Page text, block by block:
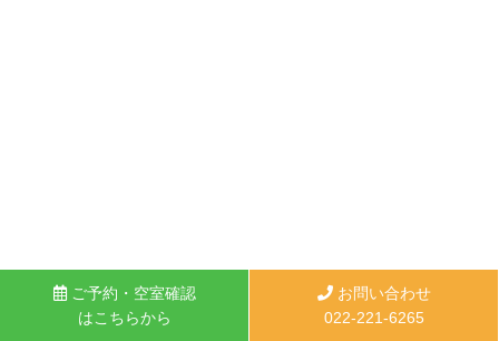
ご予約・空室確認
はこちらから
お問い合わせ
022-221-6265